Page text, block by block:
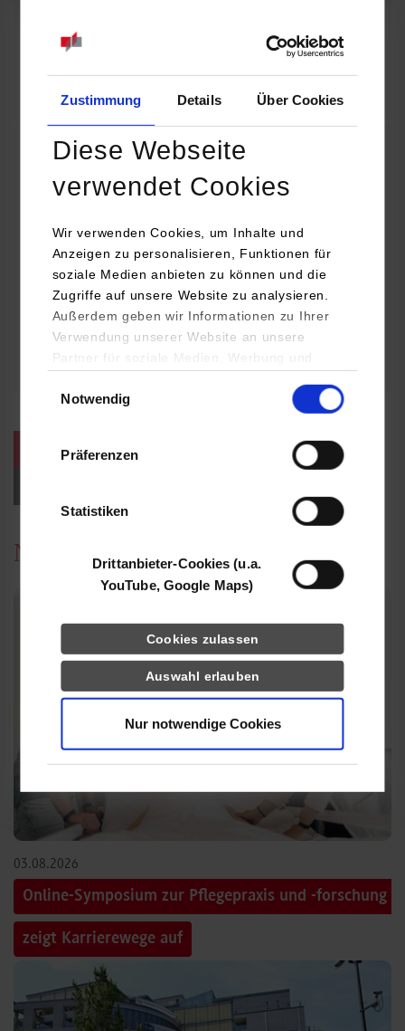
Zustimmung Details Über Cookies
Diese Webseite
verwendet Cookies
Wir verwenden Cookies, um Inhalte und
Anzeigen zu personalisieren, Funktionen für
soziale Medien anbieten zu können und die
Zugriffe auf unsere Website zu analysieren.
Außerdem geben wir Informationen zu Ihrer
Verwendung unserer Website an unsere
Partner für soziale Medien, Werbung und
YouTube, Google Maps) führen diese
Daten zusammen, die Sie ihnen bereitgestellt
haben oder die sie im Rahmen Ihrer Nutzung
Notwendig
Präferenzen
Statistiken
Drittanbieter-Cookies (u.a.
YouTube, Google Maps)
Cookies zulassen
Auswahl erlauben
Nur notwendige Cookies
Online INDIS-Infoveranstaltung für Studierende
Zum Event
Technologietag: Clean Urban Transportation –
nachhaltige Mobilität im (sub)urbanen Umfeld
16.09.2026 - 17.09.2026
Im Mittelpunkt stehen elektrische Antriebe, moderne
Batterietechnologien und innovative Fahrzeugkonzepte für
nachhaltige Mobilität in Stadt und…
weitere Veranstaltungen / Termine
News
03.08.2026
Online-Symposium zur Pflegepraxis und -forschung
zeigt Karrierewege auf